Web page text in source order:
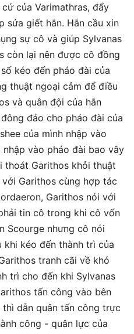
của Varimathras, đẩy
sửa giết hắn. Hắn cầu xin
sự cô và giúp Sylvanas
còn lại nên được cô đồng
kéo đến pháo đài của
thuật ngoại cảm để điều
và quân đội của hắn
đảo cho pháo đài của
của mình nhập vào
vào pháo đài bao vây
thoát Garithos khỏi thuật
Garithos cùng hợp tác
Garithos nói với
tin cô trong khi cô vốn
Scourge nhưng cô nói
khi kéo đến thành trì của
tranh cãi về khó
trì cho đến khi Sylvanas
tấn công vào bên
dẫn quân tấn công trực
công - quân lực của